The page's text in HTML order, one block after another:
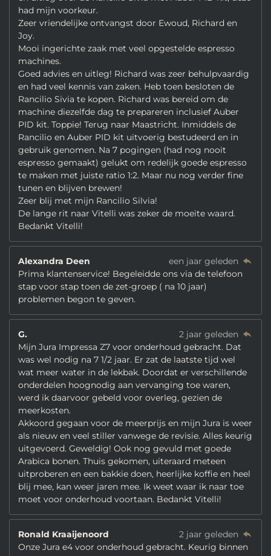
had mijn voorkeur.
Zeer vriendelijke ontvangst door Ewoud, Richard en
Joy.
Mooi ingerichte zaak met veel opgestelde espresso
machines.
Goed advies en uitleg! Richard was zeer behulpvaardig
en had veel kennis van zaken. Heb toen besloten de
Rancilio Sivia te kopen. Richard was bereid om de
machine diezelfde dag te prepareren inclusief Auber
PID kit. Toppie! Terug naar Maastricht. Inmiddels de
Rancilio en Auber PID kit uitvoerig bestudeerd en in
gebruik genomen. Na 7 pogingen (had nog nooit
espresso gemaakt) gelukt om redelijk goede espresso
te maken met juiste ratio 1:2. Maar nu nog verder fine
tunen en blijven brewen!
Zeer blij met mijn Rancilio Silvia!
De lange rit naar Vitelli was zeker de moeite waard.
Bedankt Vitelli!
Alexandra Deen
een jaar geleden
Prima klantenservice! Begeleidde ons via de telefoon
stap voor stap toen de zet-groep ( na 10 jaar)
problemen begon te geven.
G.
2 jaar geleden
Mijn Jura Impressa Z7 voor onderhoud gebracht. Dat
was wel nodig na 7 1/2 jaar. Er zat de laatste tijd wel
wat meer water in de lekbak. Doordat er verschillende
onderdelen hoognodig aan vervanging toe waren,
werd ik daarvoor gebeld voor overleg, gezien de
meerkosten.
Akkoord gegaan voor de meerprijs en mijn Jura is weer
als nieuw en veel stiller vanwege de revisie. Alles keurig
uitgevoerd. Geweldig! Ook nog gevuld met goede
Arabica bonen. Thuis gekomen, uiteraard meteen
uitproberen en een bakkie doen, heerlijke koffie en heel
blij mee, kan weer jaren mee. Ik weet waar ik naar toe
moet voor onderhoud voortaan. Bedankt Vitelli!
Ronald Kraaijenoord
2 jaar geleden
Onze Jura e4 voor onderhoud gebracht. Keurig binnen